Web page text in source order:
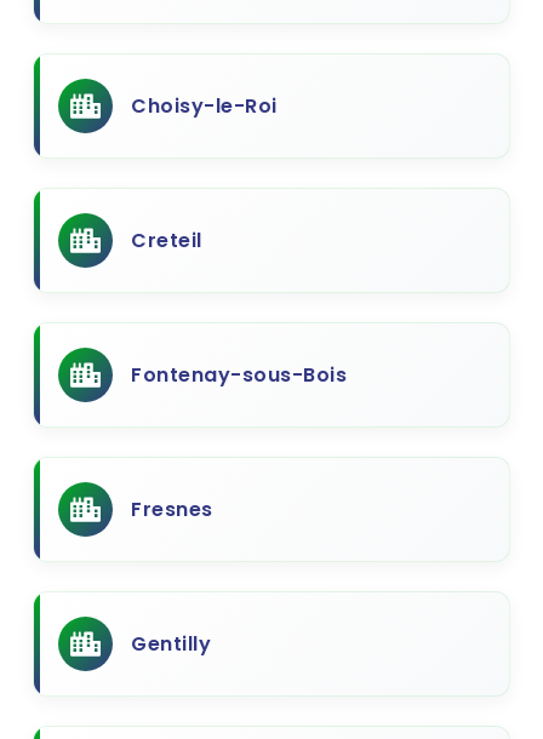
Choisy-le-Roi
Creteil
Fontenay-sous-Bois
Fresnes
Gentilly